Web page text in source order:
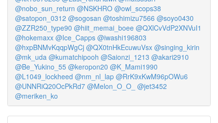
@nobo_sun_return @NSKHRO @owl_scops38
@satopon_0312 @sogosan @toshimizu7566 @soyo0430
@ZZR250_type90 @hiit_memai_boee @QXlCvVdP2XNVuI1
@hokemaxx @Ice_Capps @iwashi196803
@hxpBNMvKqqpWgCj @QX0tnHkEcuwuVsx @singing_kirin
@mk_uda @kumatchipooh @Saionzi_1213 @akari2910
@Be_Yukino_55 @keropon20 @K_Mami1990
@L1049_lockheed @nm_nl_lap @RrK9xKwM96pOWu6
@UNNRiQ20OcPkRd7 @Melon_O_O_ @jet3452
@meriken_ko